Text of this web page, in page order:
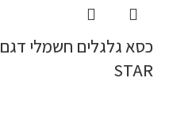
כסא גלגלים חשמלי דגם
STAR